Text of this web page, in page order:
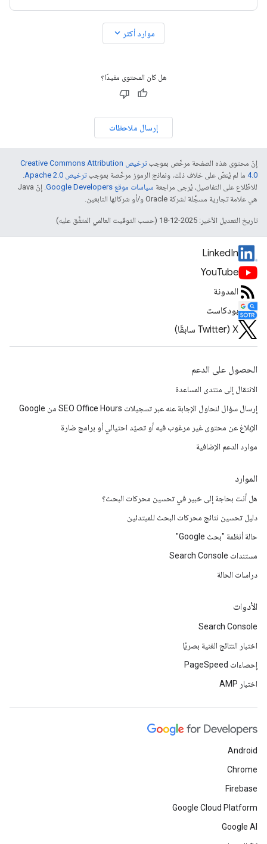
موارد أكثر expand_more
هل كان المحتوى مفيدًا؟
إرسال ملاحظات
إنّ محتوى هذه الصفحة مرخّص بموجب
ترخيص Creative Commons Attribution
4.0‏ ما لم يُنصّ على خلاف ذلك، ونماذج الرموز مرخّصة بموجبترخيص Apache 2.0‏
للاطّلاع على التفاصيل، يُرجى مراجعة سياسات موقع Google Developers‏
. إنّ Java
هي علامة تجارية مسجَّلة لشركة Oracle و/أو شركائها التابعين.
تاريخ التعديل الأخير: 2025-12-18 (حسب التوقيت العالمي المتفَّق عليه)
LinkedIn
YouTube
المدونة
بودكاست
‫X ‏(Twitter سابقًا)
الحصول على الدعم
الانتقال إلى منتدى المساعدة
إرسال سؤال لنحاول الإجابة عنه عبر تسجيلات SEO Office Hours من Google
الإبلاغ عن محتوى غير مرغوب فيه أو تصيّد احتيالي أو برامج ضارة
موارد الدعم الإضافية
الموارد
هل أنت بحاجة إلى خبير في تحسين محركات البحث؟
دليل تحسين نتائج محركات البحث للمبتدئين
حالة أنظمة "بحث Google"
مستندات Search Console
دراسات الحالة
الأدوات
Search Console
اختبار النتائج الغنية بصريًا
إحصاءات PageSpeed
اختبار AMP
Android
Chrome
Firebase
Google Cloud Platform
Google AI